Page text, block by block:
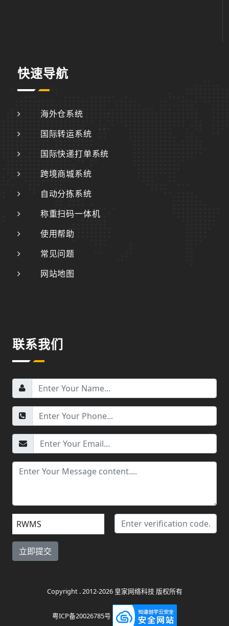
快速导航
海外仓系统
国际转运系统
国际快递打单系统
跨境商城系统
自动分拣系统
称重扫码一体机
使用帮助
常见问题
网站地图
联系我们
RWMS
Copyright . 2012-2026 皇家网络科技 版权所有
粤ICP备20026785号